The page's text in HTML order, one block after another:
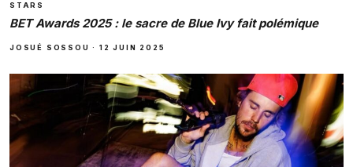
STARS
BET Awards 2025 : le sacre de Blue Ivy fait polémique
JOSUÉ SOSSOU ·12 JUIN 2025